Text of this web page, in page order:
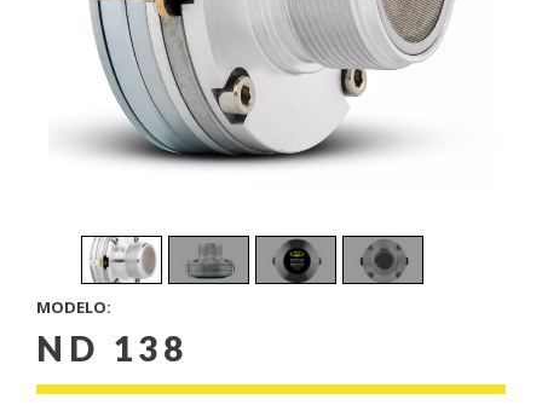
MODELO:
ND 138